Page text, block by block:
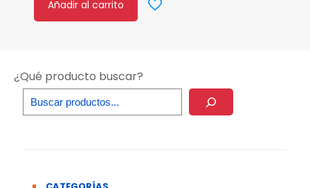
Añadir al carrito
¿Qué producto buscar?